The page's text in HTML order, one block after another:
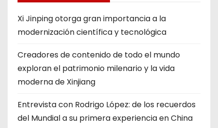
Xi Jinping otorga gran importancia a la
modernización científica y tecnológica
Creadores de contenido de todo el mundo
exploran el patrimonio milenario y la vida
moderna de Xinjiang
Entrevista con Rodrigo López: de los recuerdos
del Mundial a su primera experiencia en China